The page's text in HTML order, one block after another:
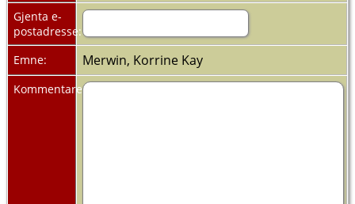
Gjenta e-
postadresse:
Emne:
Merwin, Korrine Kay
Kommentarer: